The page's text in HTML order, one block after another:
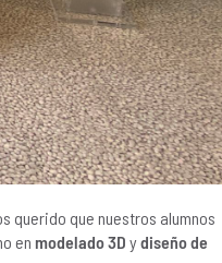
querido que nuestros alumnos
en modelado 3D ydiseño de